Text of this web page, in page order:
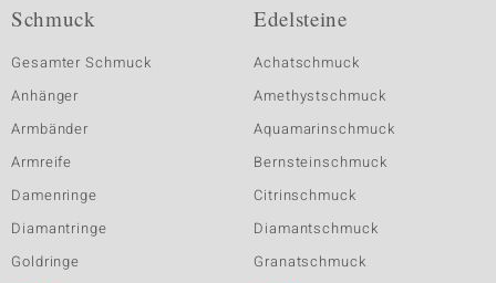
Schmuck
Gesamter Schmuck
Anhänger
Armbänder
Armreife
Damenringe
Diamantringe
Goldringe
Edelsteine
Achatschmuck
Amethystschmuck
Aquamarinschmuck
Bernsteinschmuck
Citrinschmuck
Diamantschmuck
Granatschmuck